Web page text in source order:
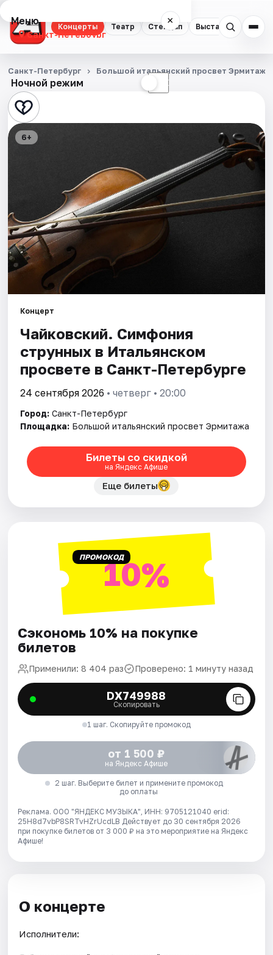
Концерты Театр Стендап Выставки
Меню ×
Санкт-Петербург
Концерты
Театр
Стендап
Экскурсии
Спорт
События
Площадки
Артисты
Рейтинги
Ночной режим ☾
Санкт-Петербург Большой итальянский просвет Эрмитажа
6+
Концерт
Чайковский. Симфония
струнных в Итальянском
просвете в Санкт-Петербурге
24 сентября 2026 • четверг • 20:00
Город: Санкт-Петербург
Площадка: Большой итальянский просвет Эрмитажа
Билеты со скидкой
на Яндекс Афише
Еще билеты
ПРОМОКОД10%
Сэкономь 10% на покупке
билетов
Применили: 8 404 раз Проверено: 1 минуту назад
DX749988
Скопировать
1 шаг. Скопируйте промокод
от 1 500 ₽
на Яндекс Афише
2 шаг. Выберите билет и примените промокод
до оплаты
Реклама. ООО "ЯНДЕКС МУЗЫКА", ИНН: 9705121040 erid:
25H8d7vbP8SRTvHZrUcdLB Действует до 30 сентября 2026
при покупке билетов от 3 000 ₽ на это мероприятие на Яндекс
Афише!
О концерте
Исполнители: